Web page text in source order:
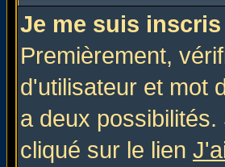
Je me suis
Premièrement,
d'utilisateur et mot
a deux
cliqué sur le lien